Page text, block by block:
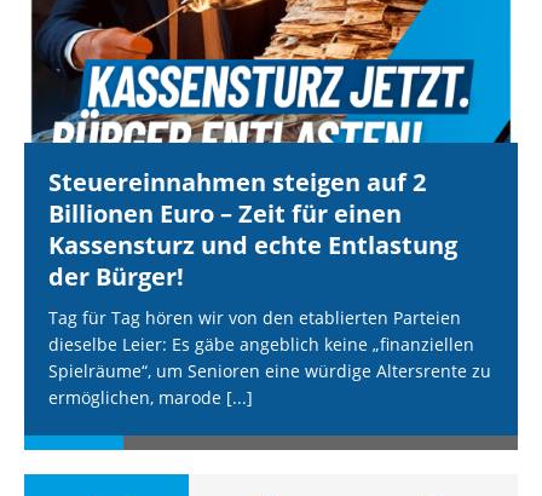
Steuereinnahmen steigen auf 2
Billionen Euro – Zeit für einen
Kassensturz und echte Entlastung
der Bürger!
Tag für Tag hören wir von den etablierten Parteien
dieselbe Leier: Es gäbe angeblich keine „finanziellen
Spielräume“, um Senioren eine würdige Altersrente zu
ermöglichen, marode [...]